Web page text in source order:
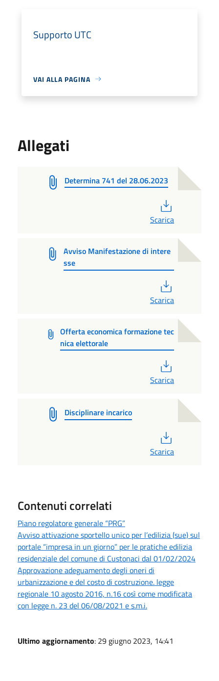
Supporto UTC
VAI ALLA PAGINA
Allegati
Determina 741 del 28.06.2023
Scarica
Avviso Manifestazione di intere
sse
Scarica
Offerta economica formazione tec
nica elettorale
Scarica
Disciplinare incarico
Scarica
Contenuti correlati
Piano regolatore generale “PRG”
Avviso attivazione sportello unico per l’edilizia (sue) sul
portale “impresa in un giorno” per le pratiche edilizia
residenziale del comune di Custonaci dal 01/02/2024
Approvazione adeguamento degli oneri di
urbanizzazione e del costo di costruzione. legge
regionale 10 agosto 2016, n.16 così come modificata
con legge n. 23 del 06/08/2021 e s.m.i.
Ultimo aggiornamento: 29 giugno 2023, 14:41